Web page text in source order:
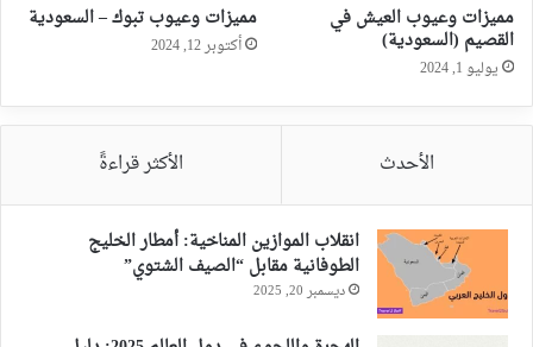
مميزات وعيوب العيش في
القصيم (السعودية)
يوليو 1, 2024
مميزات وعيوب تبوك – السعودية
أكتوبر 12, 2024
الأحدث الأكثر قراءةً
انقلاب الموازين المناخية: أمطار الخليج
الطوفانية مقابل “الصيف الشتوي”
ديسمبر 20, 2025